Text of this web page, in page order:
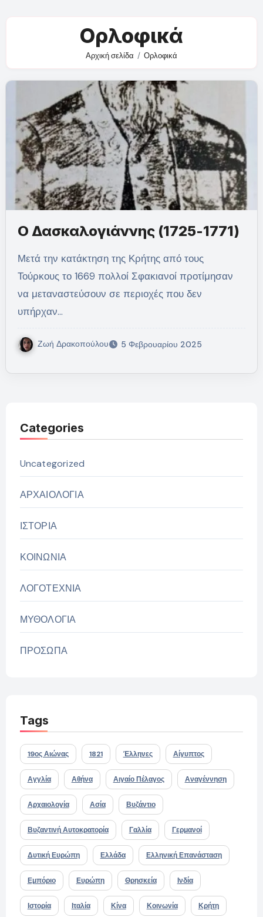
Ορλοφικά
Αρχική σελίδα Ορλοφικά
Ο Δασκαλογιάννης (1725-1771)
Μετά την κατάκτηση της Κρήτης από τους
Τούρκους το 1669 πολλοί Σφακιανοί προτίμησαν
να μεταναστεύσουν σε περιοχές που δεν
υπήρχαν…
Ζωή Δρακοπούλου 5 Φεβρουαρίου 2025
Categories
Uncategorized
ΑΡΧΑΙΟΛΟΓΙΑ
ΙΣΤΟΡΙΑ
ΚΟΙΝΩΝΙΑ
ΛΟΓΟΤΕΧΝΙΑ
ΜΥΘΟΛΟΓΙΑ
ΠΡΟΣΩΠΑ
Tags
19ος Αιώνας 1821 Έλληνες Αίγυπτος
Αγγλία Αθήνα Αιγαίο Πέλαγος Αναγέννηση
Αρχαιολογία Ασία Βυζάντιο
Βυζαντινή Αυτοκρατορία Γαλλία Γερμανοί
Δυτική Ευρώπη Ελλάδα Ελληνική Επανάσταση
Εμπόριο Ευρώπη Θρησκεία Ινδία
Ιστορία Ιταλία Κίνα Κοινωνία Κρήτη